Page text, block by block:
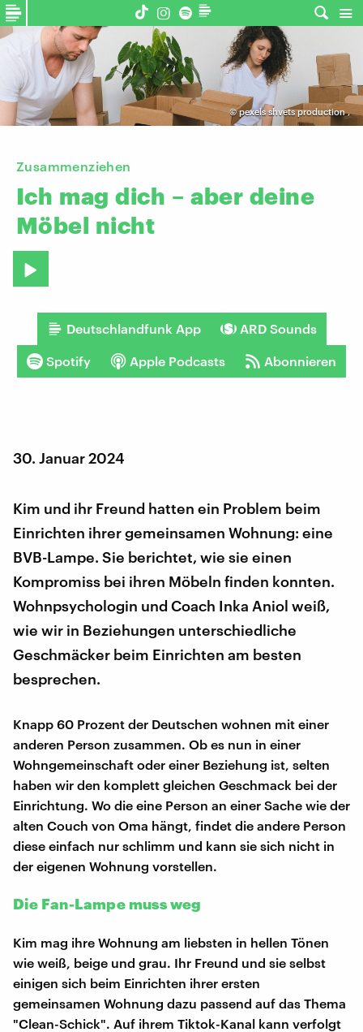
©pexels shvets production,
Zusammenziehen
Ich mag dich – aber deine
Möbel nicht
Deutschlandfunk App ARD Sounds
Spotify Apple Podcasts Abonnieren
30. Januar 2024
Kim und ihr Freund hatten ein Problem beim
Einrichten ihrer gemeinsamen Wohnung: eine
BVB-Lampe. Sie berichtet, wie sie einen
Kompromiss bei ihren Möbeln finden konnten.
Wohnpsychologin und Coach Inka Aniol weiß,
wie wir in Beziehungen unterschiedliche
Geschmäcker beim Einrichten am besten
besprechen.
Knapp 60 Prozent der Deutschen wohnen mit einer
anderen Person zusammen. Ob es nun in einer
Wohngemeinschaft oder einer Beziehung ist, selten
haben wir den komplett gleichen Geschmack bei der
Einrichtung. Wo die eine Person an einer Sache wie der
alten Couch von Oma hängt, findet die andere Person
diese einfach nur schlimm und kann sie sich nicht in
der eigenen Wohnung vorstellen.
Die Fan-Lampe muss weg
Kim mag ihre Wohnung am liebsten in hellen Tönen
wie weiß, beige und grau. Ihr Freund und sie selbst
einigen sich beim Einrichten ihrer ersten
gemeinsamen Wohnung dazu passend auf das Thema
"Clean-Schick". Auf ihrem Tiktok-Kanal kann verfolgt